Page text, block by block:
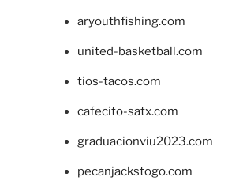
aryouthfishing.com
united-basketball.com
tios-tacos.com
cafecito-satx.com
graduacionviu2023.com
pecanjackstogo.com